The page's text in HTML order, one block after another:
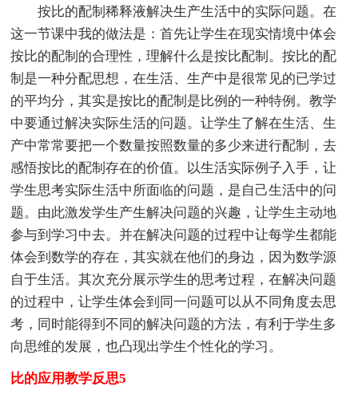
按比的配制稀释液解决生产生活中的实际问题。在
这一节课中我的做法是：首先让学生在现实情境中体会
按比的配制的合理性，理解什么是按比配制。按比的配
制是一种分配思想，在生活、生产中是很常见的已学过
的平均分，其实是按比的配制是比例的一种特例。教学
中要通过解决实际生活的问题。让学生了解在生活、生
产中常常要把一个数量按照数量的多少来进行配制，去
感悟按比的配制存在的价值。以生活实际例子入手，让
学生思考实际生活中所面临的问题，是自己生活中的问
题。由此激发学生产生解决问题的兴趣，让学生主动地
参与到学习中去。并在解决问题的过程中让每学生都能
体会到数学的存在，其实就在他们的身边，因为数学源
自于生活。其次充分展示学生的思考过程，在解决问题
的过程中，让学生体会到同一问题可以从不同角度去思
考，同时能得到不同的解决问题的方法，有利于学生多
向思维的发展，也凸现出学生个性化的学习。
比的应用教学反思5